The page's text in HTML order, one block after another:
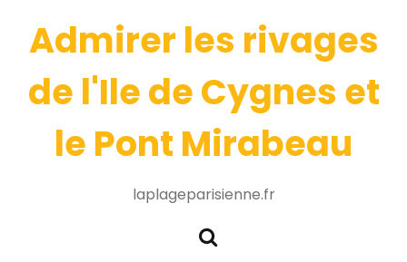
Admirer les rivages
de l'Ile de Cygnes et
le Pont Mirabeau
laplageparisienne.fr